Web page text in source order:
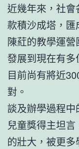
近幾年來，社
款積沙成塔，匯
陳葒的教學運營
發展到現在有多
目前尚有將近
對。
談及辦學過程
兒童獎得主坦
的壯大，被更